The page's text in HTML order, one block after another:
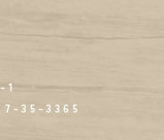
1
35-3365